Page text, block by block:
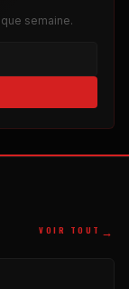
semaine.
VOIR TOUT →